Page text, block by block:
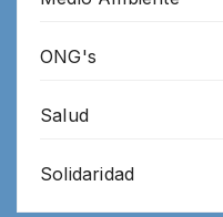
ONG's
Salud
Solidaridad